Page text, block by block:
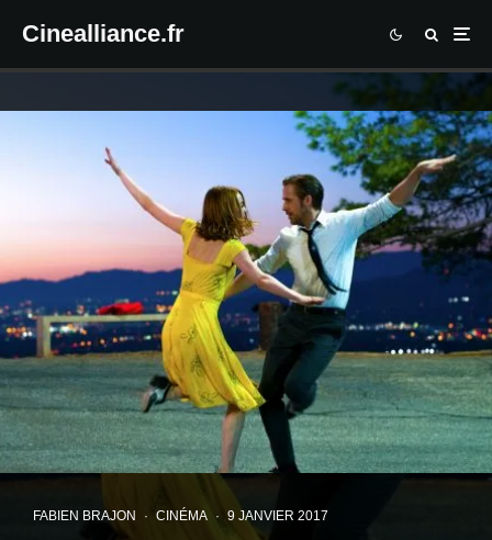
Cinealliance.fr
FABIEN BRAJON · CINÉMA · 9 JANVIER 2017